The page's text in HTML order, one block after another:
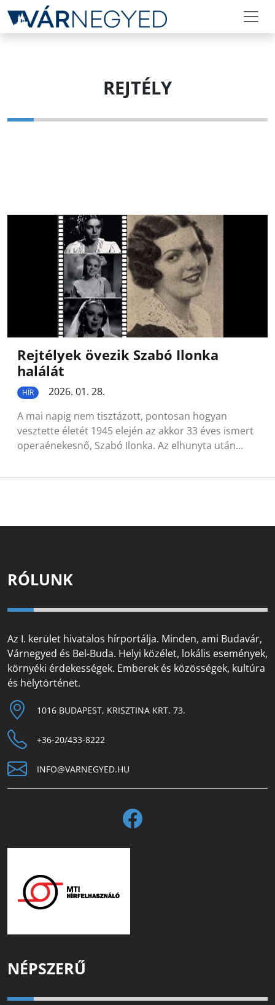
REJTÉLY
Rejtélyek övezik Szabó Ilonka
halálát
HÍR
2026. 01. 28.
A mai napig nem tisztázott, pontosan hogyan
vesztette életét 1945 elején az akkor 33 éves ismert
operaénekesnő, Szabó Ilonka. Az elhunyta után…
RÓLUNK
Az I. kerület hivatalos hírportálja. Minden, ami Budavár,
Várnegyed és Bel-Buda. Helyi közélet, lokális események,
környéki érdekességek. Emberek és közösségek, kultúra
és helytörténet.
1016 BUDAPEST, KRISZTINA KRT. 73.
+36-20/433-8222
INFO@VARNEGYED.HU
NÉPSZERŰ